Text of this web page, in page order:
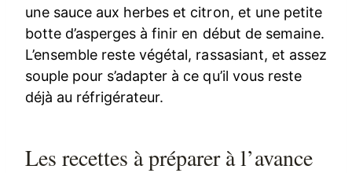
une sauce aux herbes et citron, et une petite
botte d’asperges à finir en début de semaine.
L’ensemble reste végétal, rassasiant, et assez
souple pour s’adapter à ce qu’il vous reste
déjà au réfrigérateur.
Les recettes à préparer à l’avance